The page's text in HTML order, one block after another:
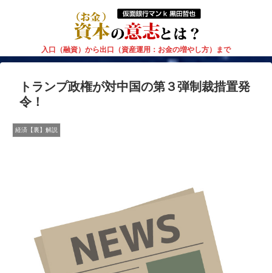
入口（融資）から出口（資産運用：お金の増やし方）まで
トランプ政権が対中国の第３弾制裁措置発
令！
経済【裏】解説